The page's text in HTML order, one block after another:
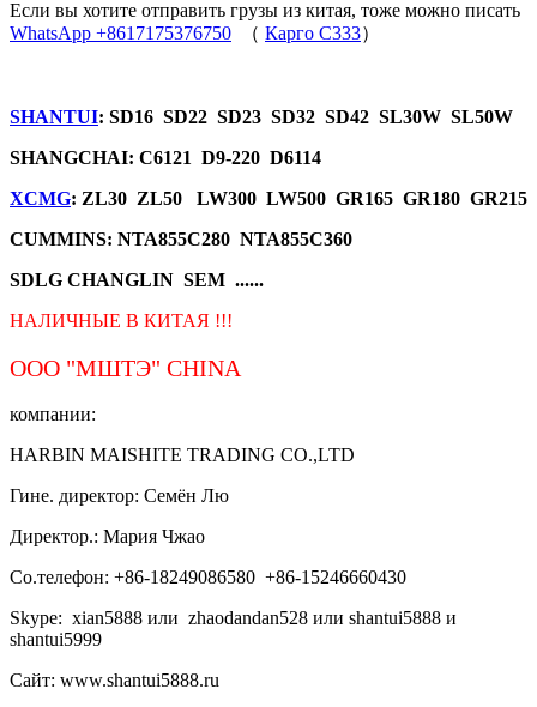
Если вы хотите отправить грузы из китая, тоже можно писать
WhatsApp +8617175376750 （ Карго C333）
SHANTUI: SD16 SD22 SD23 SD32 SD42 SL30W SL50W
SHANGCHAI: C6121 D9-220 D6114
XCMG: ZL30 ZL50 LW300 LW500 GR165 GR180 GR215
CUMMINS: NTA855C280 NTA855C360
SDLG CHANGLIN SEM ......
НАЛИЧНЫЕ В КИТАЯ !!!
ООО "МШТЭ" CHINA
компании:
HARBIN MAISHITE TRADING CO.,LTD
Гине. директор: Семён Лю
Директор.: Мария Чжао
Со.телефон: +86-18249086580 +86-15246660430
Skype: xian5888 или zhaodandan528 или shantui5888 и
shantui5999
Сайт: www.shantui5888.ru